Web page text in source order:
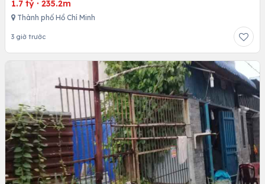
1.7 tỷ · 235.2m
Thành phố Hồ Chí Minh
3 giờ trước